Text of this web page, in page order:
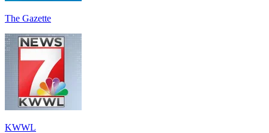
The Gazette
KWWL